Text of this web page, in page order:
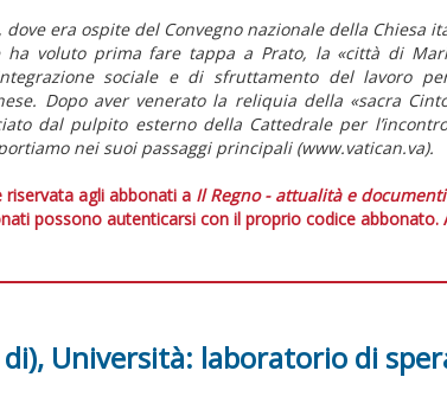
dove era ospite del Convegno nazionale della Chiesa
ha voluto prima fare tappa a Prato, la «città di
sociale e di sfruttamento del lavoro
Dopo aver venerato la reliquia della «sacra
dal pulpito esterno della Cattedrale per
nei suoi passaggi principali (www.vatican.va).
agli abbonati a Il Regno - attualità e documenti
possono autenticarsi con il proprio codice abbonato.
di), Università: laboratorio di